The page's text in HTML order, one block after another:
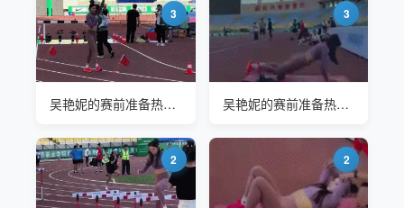
3
吴艳妮的赛前准备热身动作
3
吴艳妮的赛前准备热身动作
2 2